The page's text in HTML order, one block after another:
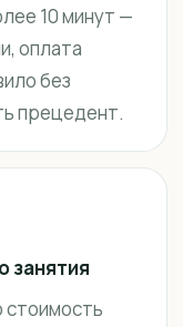
10 минут —
оплата
без
прецедент.
занятия
стоимость